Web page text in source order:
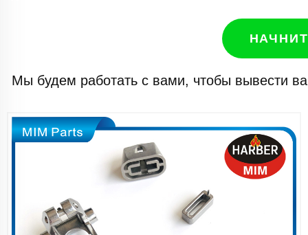
Мы будем работать с вами, чтобы вывести